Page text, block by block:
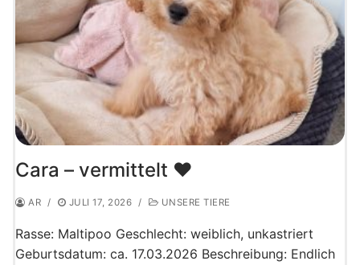
Cara – vermittelt ♥️
AR / JULI 17, 2026 / UNSERE TIERE
Rasse: Maltipoo Geschlecht: weiblich, unkastriert
Geburtsdatum: ca. 17.03.2026 Beschreibung: Endlich